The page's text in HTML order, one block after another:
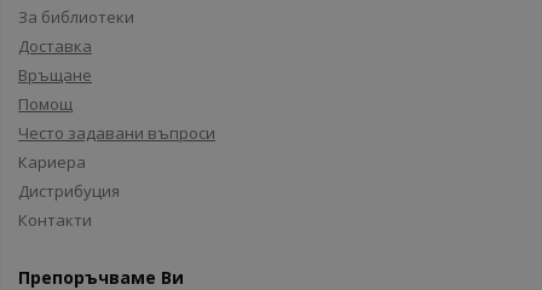
За библиотеки
Доставка
Връщане
Помощ
Често задавани въпроси
Кариера
Дистрибуция
Контакти
Препоръчваме Ви